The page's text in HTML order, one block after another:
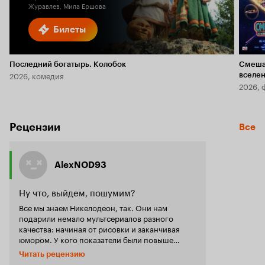
Билеты
Журавлев, Мила Ершова
Последний богатырь. Колобок
2026, комедия
2026,
Рецензии Все
AlexNOD93
Ну что, выйдем, пошумим?
Все мы знаем Никелодеон, так. Они нам
подарили немало мультсериалов разного
качества: начиная от рисовки и заканчивая
юмором. У кого показатели были повыше
живут до сих пор, например, Губка Боб,
который отличился не только разногранным
Читать рецензию